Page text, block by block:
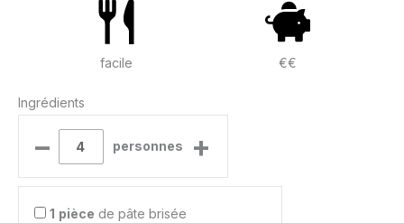
facile €€
Ingrédients
– personnes +
1 pièce de pâte brisée